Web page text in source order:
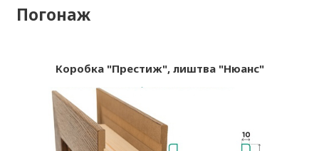
Погонаж
Коробка "Престиж", лиштва "Нюанс"